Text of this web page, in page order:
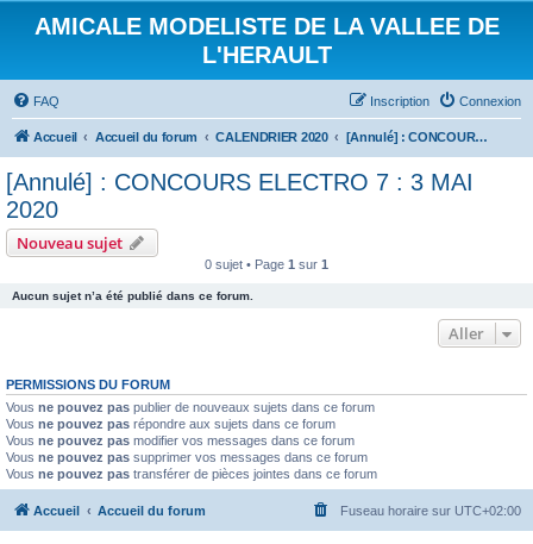
AMICALE MODELISTE DE LA VALLEE DE
L'HERAULT
FAQ Connexion
Inscription
Accueil Accueil du forum CALENDRIER 2020 [Annulé] : CONCOURS ELECTRO 7 : 3 MAI 2020
[Annulé] : CONCOURS ELECTRO 7 : 3 MAI
2020
Nouveau sujet
0 sujet • Page 1 sur 1
Aucun sujet n’a été publié dans ce forum.
Aller
PERMISSIONS DU FORUM
Vous ne pouvez pas publier de nouveaux sujets dans ce forum
Vous ne pouvez pas répondre aux sujets dans ce forum
Vous ne pouvez pas modifier vos messages dans ce forum
Vous ne pouvez pas supprimer vos messages dans ce forum
Vous ne pouvez pas transférer de pièces jointes dans ce forum
Accueil Accueil du forum Fuseau horaire sur UTC+02:00